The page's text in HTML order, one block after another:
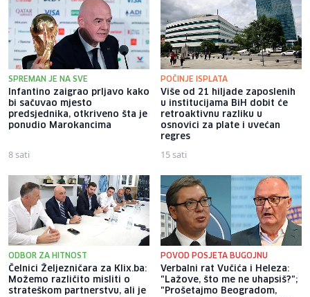
SPREMAN JE NA SVE
Infantino zaigrao prljavo kako
bi sačuvao mjesto
predsjednika, otkriveno šta je
ponudio Marokancima
8 sati
POČINJE ISPLATA
Više od 21 hiljade zaposlenih
u institucijama BiH dobit će
retroaktivnu razliku u
osnovici za plate i uvećan
regres
15 sati
ODBOR ZA HITNOST
Čelnici Željezničara za Klix.ba:
Možemo različito misliti o
strateškom partnerstvu, ali je
POVOD POSJETA BUGOJNU
Verbalni rat Vučića i Heleza:
"Lažove, što me ne uhapsiš?";
"Prošetajmo Beogradom,